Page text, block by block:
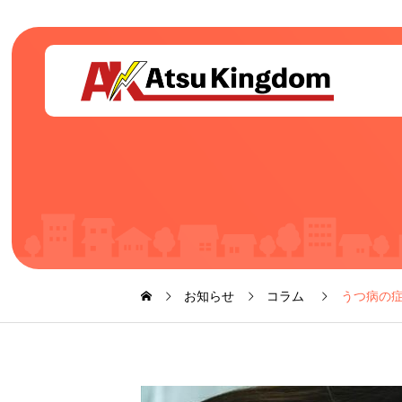
お知らせ コラム うつ病の